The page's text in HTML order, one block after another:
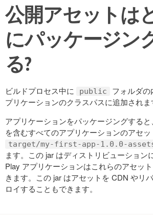
公開アセットは
にパッケージン
る?
ビルドプロセス中に public
フォルダ
プリケーションのクラスパスに追加されま
アプリケーションをパッケージングする
を含むすべてのアプリケーションのアセ
target/my-first-app-1.0.0-
ます。この jar はディストリビューション
Play アプリケーションはこれらのアセッ
きます。この jar はアセットを CDN やリ
ロイすることもできます。